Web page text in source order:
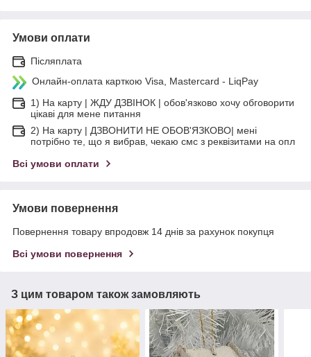
Умови оплати
Післяплата
Онлайн-оплата карткою Visa, Mastercard - LiqPay
1) На карту | ЖДУ ДЗВІНОК | обов'язково хочу обговорити
цікаві для мене питання
2) На карту | ДЗВОНИТИ НЕ ОБОВ'ЯЗКОВО| мені
потрібно те, що я вибрав, чекаю смс з реквізитами на опл
Всі умови оплати
Умови повернення
Повернення товару впродовж 14 днів за рахунок покупця
Всі умови повернення
З цим товаром також замовляють